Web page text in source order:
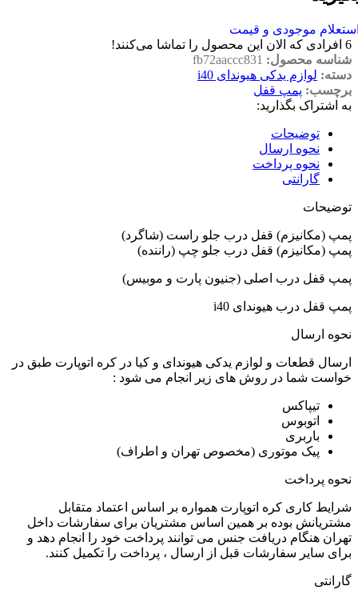
موجودی و قیمت
6 افرادی که الان این محصول را تماشا می‌کنند!
شناسه محصول: fb72aaccc831
دسته: لوازم یدکی هیوندای i40
برچسب: پمپ قفل
به اشتراک بگذارید:
توضیحات
نحوه ارسال
نحوه پرداخت
گارانتی
توضیحات
پمپ (مکانیزم) قفل درب جلو راست (شاگرد)
پمپ (مکانیزم) قفل درب جلو چپ (راننده)
پمپ قفل درب اصلی (جنیون پارت و موبیس)
پمپ قفل درب هیوندای i40
نحوه ارسال
ارسال قطعات و لوازم یدکی هیوندای و کیا در کره اتوپارت طبق در
خواست شما در روش های زیر انجام می شود :
تیپاکس
اتوبوس
باربری
پیک موتوری (مخصوص تهران و اطراف)
نحوه پرداخت
شرایط کاری کره اتوپارت همواره بر اساس اعتماد متقابل
مشتریانش بوده بر همین اساس مشتریان برای سفارشات داخل
تهران هنگام دریافت جنس می توانند پرداخت خود را انجام دهد و
برای سایر سفارشات قبل از ارسال ، پرداخت را تکمیل کنند.
گارانتی